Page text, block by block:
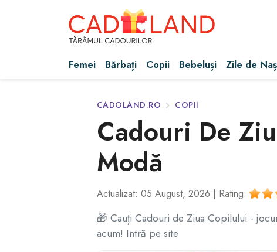
Femei Bărbați Copii Bebeluși Zile de
CADOLAND.RO COPII
Cadouri De
Modă
Actualizat: 05 August, 2026 | Rating:
🎁 Cauți Cadouri de Ziua Copilului -
acum! Intră pe site